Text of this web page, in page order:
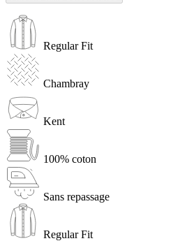
Regular Fit
Chambray
Kent
100% coton
Sans repassage
Regular Fit